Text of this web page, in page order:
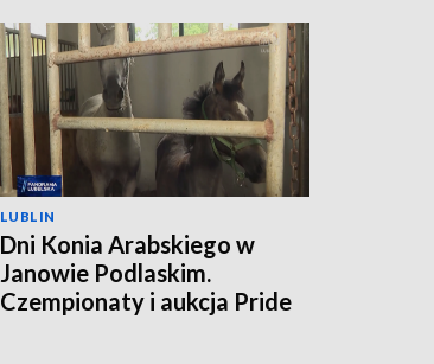
LUBLIN
Dni Konia Arabskiego w
Janowie Podlaskim.
Czempionaty i aukcja Pride